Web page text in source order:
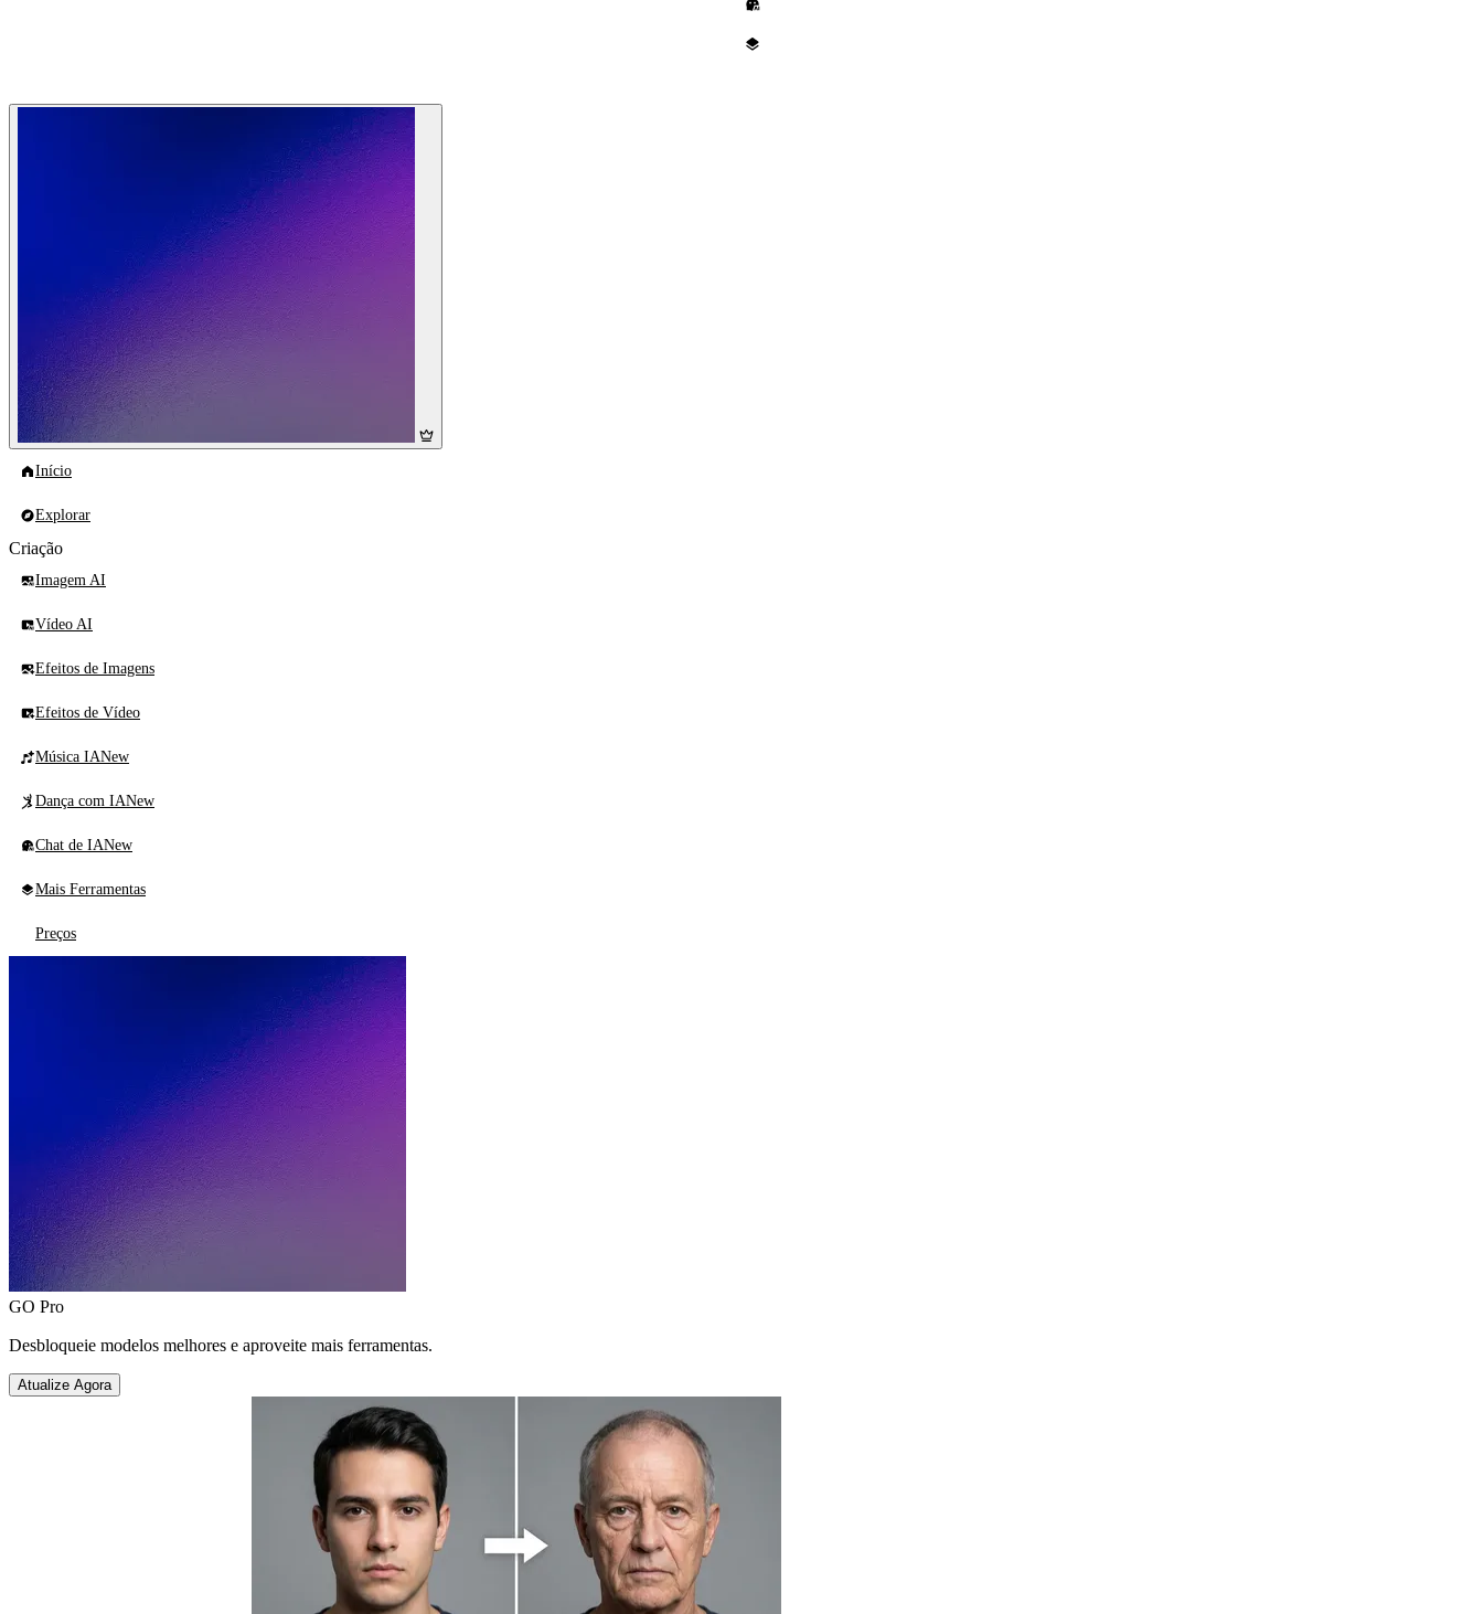
Início
Explorar
Criação
Imagem AI
Vídeo AI
Efeitos de Imagens
Efeitos de Vídeo
Música IANew
Dança com IANew
Chat de IANew
Mais Ferramentas
Preços
GO Pro
Desbloqueie modelos melhores e aproveite mais ferramentas.
Atualize Agora